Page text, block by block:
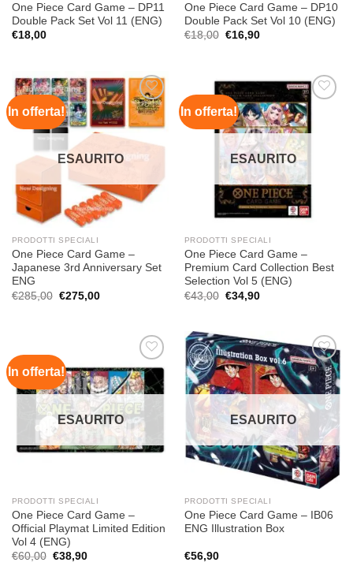
One Piece Card Game – DP11
Double Pack Set Vol 11 (ENG)
€18,00
One Piece Card Game – DP10
Double Pack Set Vol 10 (ENG)
€18,00 Il
€16,90Il
In offerta!
Aggiungi
alla lista
desideri
ESAURITO
PRODOTTI SPECIALI
One Piece Card Game –
Japanese 3rd Anniversary Set
ENG
€285,00 Il
prezzo
€275,00Il
€275,00.
In offerta!
Aggiungi
alla lista
dei
desideri
ESAURITO
PRODOTTI SPECIALI
One Piece Card Game –
Premium Card Collection Best
Selection Vol 5 (ENG)
€43,00 Il
prezzo
€43,00.
€34,90Il
In offerta!
Aggiungi
alla lista
dei
desideri
ESAURITO
PRODOTTI SPECIALI
One Piece Card Game –
Official Playmat Limited Edition
Vol 4 (ENG)
€60,00 Il
€38,90Il
Aggiungi
alla lista
dei
desideri
ESAURITO
PRODOTTI SPECIALI
One Piece Card Game – IB06
ENG Illustration Box
€56,90